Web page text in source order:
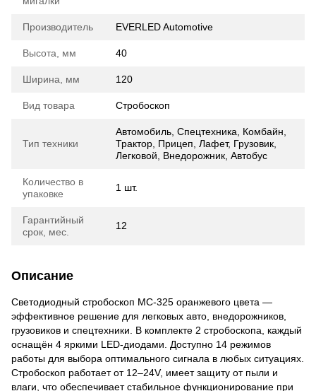
Производитель EVERLED Automotive
Высота, мм 40
Ширина, мм 120
Вид товара Стробоскоп
Тип техники
Автомобиль, Спецтехника, Комбайн,
Трактор, Прицеп, Лафет, Грузовик,
Легковой, Внедорожник, Автобус
Количество в
упаковке
1 шт.
Гарантийный
срок, мес.
12
Описание
Светодиодный стробоскоп МС-325 оранжевого цвета —
эффективное решение для легковых авто, внедорожников,
грузовиков и спецтехники. В комплекте 2 стробоскопа, каждый
оснащён 4 яркими LED-диодами. Доступно 14 режимов
работы для выбора оптимального сигнала в любых ситуациях.
Стробоскоп работает от 12–24V, имеет защиту от пыли и
влаги, что обеспечивает стабильное функционирование при